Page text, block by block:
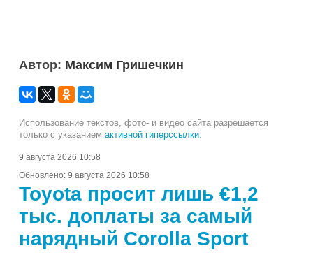
Автор: Максим Гришечкин
Использование текстов, фото- и видео сайта разрешается
только с указанием активной гиперссылки
9 августа 2026 10:58
Обновлено: 9 августа 2026 10:58
Toyota просит лишь €1,2
тыс. доплаты за самый
нарядный Corolla Sport